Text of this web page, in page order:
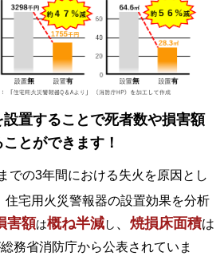
置することで死者数や損害額
とができます！
での3年間における失火を原因とし
住宅用火災警報器の設置効果を分析
害額は概ね半減し 、 焼損床面積は
務省消防庁から公表されていま